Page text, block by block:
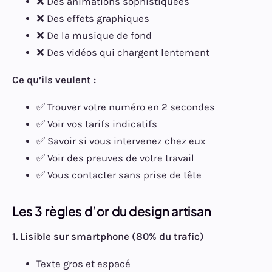
❌ Des effets graphiques
❌ De la musique de fond
❌ Des vidéos qui chargent lentement
Ce qu’ils veulent :
✅ Trouver votre numéro en 2 secondes
✅ Voir vos tarifs indicatifs
✅ Savoir si vous intervenez chez eux
✅ Voir des preuves de votre travail
✅ Vous contacter sans prise de tête
Les 3 règles d’or du design artisan
1. Lisible sur smartphone (80% du trafic)
Texte gros et espacé